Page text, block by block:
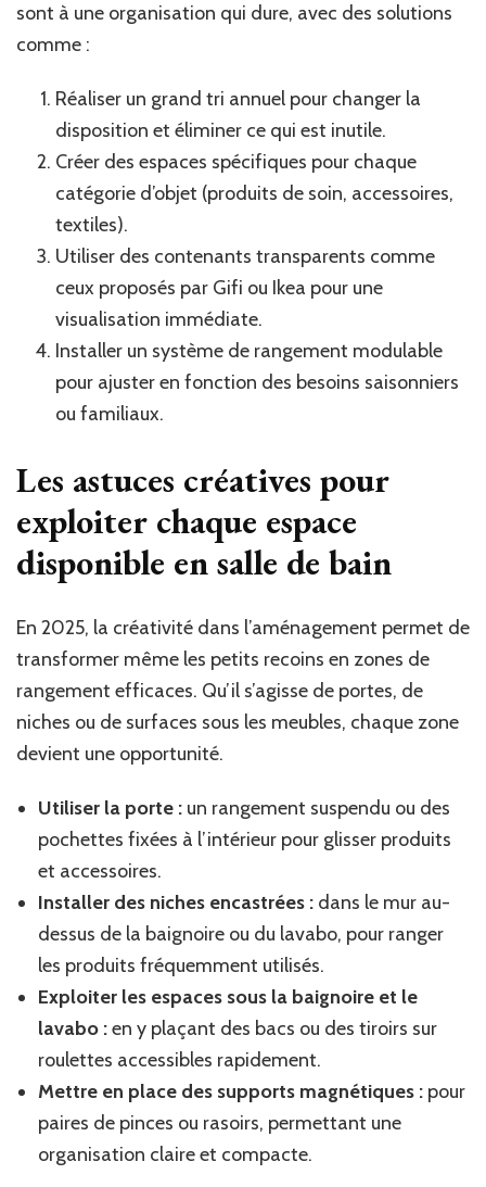
sont à une organisation qui dure, avec des solutions
comme :
Réaliser un grand tri annuel pour changer la
disposition et éliminer ce qui est inutile.
Créer des espaces spécifiques pour chaque
catégorie d’objet (produits de soin, accessoires,
textiles).
Utiliser des contenants transparents comme
ceux proposés par Gifi ou Ikea pour une
visualisation immédiate.
Installer un système de rangement modulable
pour ajuster en fonction des besoins saisonniers
ou familiaux.
Les astuces créatives pour
exploiter chaque espace
disponible en salle de bain
En 2025, la créativité dans l’aménagement permet de
transformer même les petits recoins en zones de
rangement efficaces. Qu’il s’agisse de portes, de
niches ou de surfaces sous les meubles, chaque zone
devient une opportunité.
Utiliser la porte : un rangement suspendu ou des
pochettes fixées à l’intérieur pour glisser produits
et accessoires.
Installer des niches encastrées : dans le mur au-
dessus de la baignoire ou du lavabo, pour ranger
les produits fréquemment utilisés.
Exploiter les espaces sous la baignoire et le
lavabo :en y plaçant des bacs ou des tiroirs sur
roulettes accessibles rapidement.
Mettre en place des supports magnétiques : pour
paires de pinces ou rasoirs, permettant une
organisation claire et compacte.